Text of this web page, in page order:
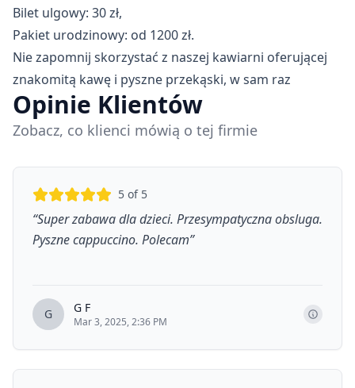
Bilet ulgowy: 30 zł,
Pakiet urodzinowy: od 1200 zł.
Nie zapomnij skorzystać z naszej kawiarni oferującej
znakomitą kawę i pyszne przekąski, w sam raz
Opinie Klientów
Zobacz, co klienci mówią o tej firmie
5 of 5
“Super zabawa dla dzieci. Przesympatyczna obsluga.
Pyszne cappuccino. Polecam”
G G F
Mar 3, 2025, 2:36 PM